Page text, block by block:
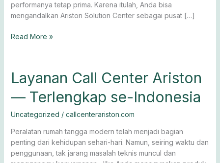
performanya tetap prima. Karena itulah, Anda bisa
mengandalkan Ariston Solution Center sebagai pusat […]
Read More »
Layanan Call Center Ariston
— Terlengkap se-Indonesia
Uncategorized / callcenterariston.com
Peralatan rumah tangga modern telah menjadi bagian
penting dari kehidupan sehari-hari. Namun, seiring waktu dan
penggunaan, tak jarang masalah teknis muncul dan
Layanan
Call
Center
—
Terlengkap
Indonesia